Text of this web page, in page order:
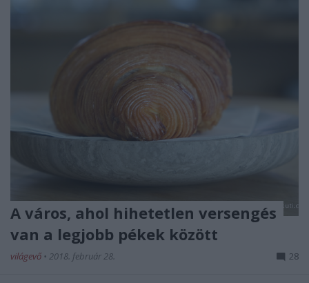
A város, ahol hihetetlen versengés
van a legjobb pékek között
világevő • 2018. február 28. 28